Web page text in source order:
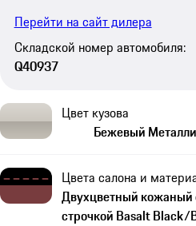
Перейти на сайт дилера
Складской номер автомобиля:
Q40937
Цвет кузова
Бежевый
Цвета салона и
Двухцветный кожаный
строчкой Basalt Black/